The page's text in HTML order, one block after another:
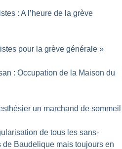
: A l’heure de la grève
pour la grève générale »
: Occupation de la Maison du
un marchand de sommeil
de tous les sans-
de Baudelique mais toujours en